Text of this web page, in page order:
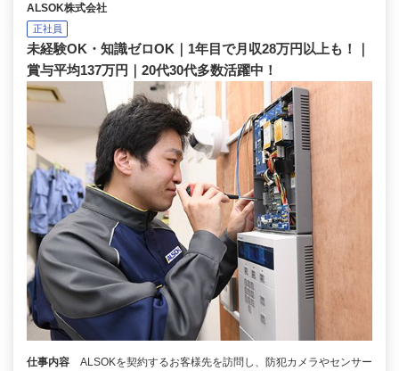
ALSOK株式会社
正社員
未経験OK・知識ゼロOK｜1年目で月収28万円以上も！｜
賞与平均137万円｜20代30代多数活躍中！
仕事内容
ALSOKを契約するお客様先を訪問し、防犯カメラやセンサー